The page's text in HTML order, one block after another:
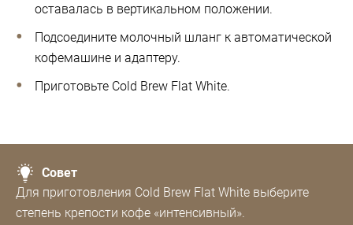
оставалась в вертикальном положении.
Подсоедините молочный шланг к автоматической
кофемашине и адаптеру.
Приготовьте Cold Brew Flat White.
Совет
Для приготовления Cold Brew Flat White выберите
степень крепости кофе «интенсивный».